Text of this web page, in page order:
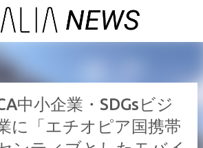
てメイン コンテンツに移動
中小企業・SDGsビジ
に「エチオピア国携帯